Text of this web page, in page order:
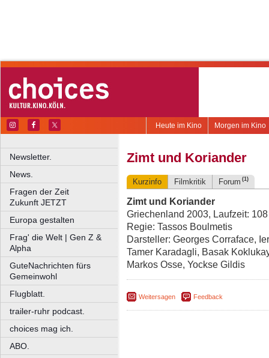
Morgen im Kino
Heute im Kino
Newsletter.
News.
Fragen der Zeit
Zukunft JETZT
Europa gestalten
Frag' die Welt | Gen Z &
Alpha
GuteNachrichten fürs
Gemeinwohl
Flugblatt.
trailer-ruhr podcast.
choices mag ich.
ABO.
Zimt und Koriander
Kurzinfo Filmkritik Forum (1)
Zimt und Koriander
Griechenland 2003, Laufzeit:
Regie: Tassos Boulmetis
Darsteller: Georges Corraface,
Tamer Karadagli, Basak
Markos Osse, Yockse Gildis
Weitersagen Feedback